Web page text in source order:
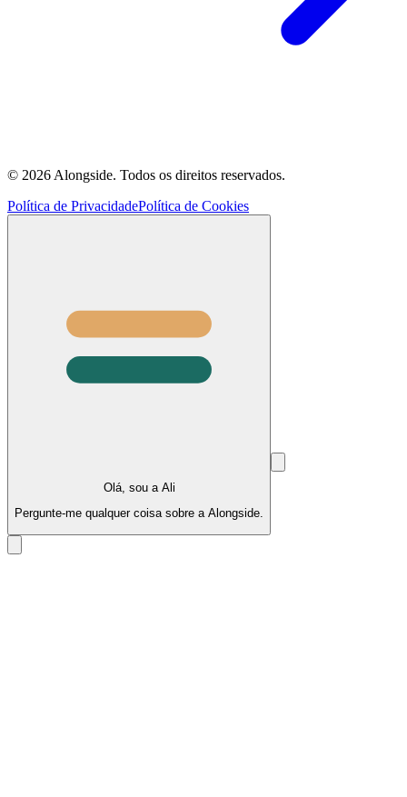
© 2026 Alongside. Todos os direitos reservados.
Política de PrivacidadePolítica de Cookies
Olá, sou a Ali
Pergunte-me qualquer coisa sobre a Alongside.